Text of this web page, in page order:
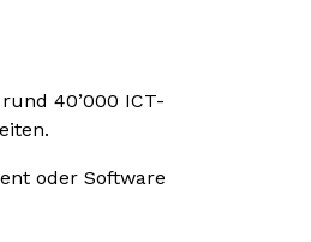
40’000 ICT-
oder Software